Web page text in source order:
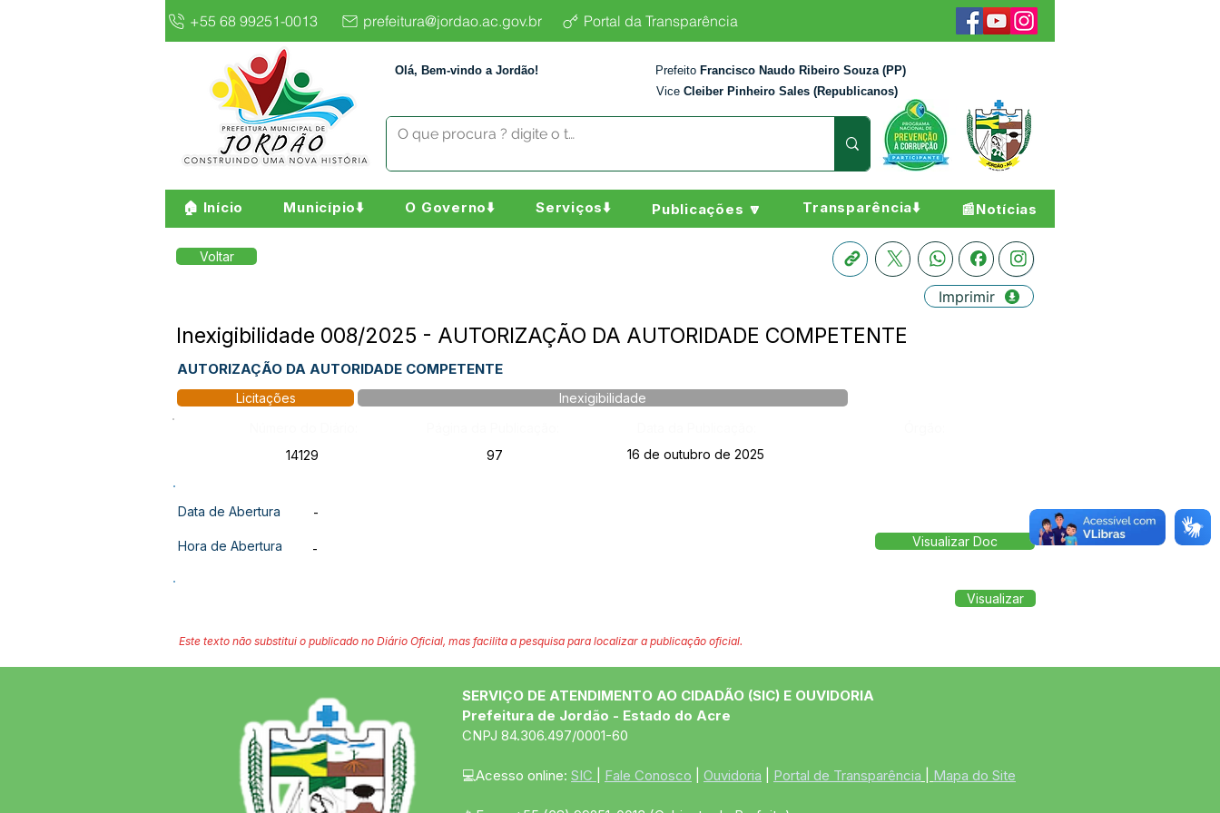
+55 68 99251-0013 prefeitura@jordao.ac.gov.br Portal da Transparência
Olá, Bem-vindo a Jordão! Prefeito Francisco Naudo Ribeiro Souza (PP)
Vice Cleiber Pinheiro Sales (Republicanos)
🏠 Início Município⬇️ O Governo⬇️ Serviços⬇️ Publicações 🔽 Transparência⬇️ 📰Notícias
Voltar
Imprimir
Inexigibilidade 008/2025 - AUTORIZAÇÃO DA AUTORIDADE COMPETENTE
AUTORIZAÇÃO DA AUTORIDADE COMPETENTE
Licitações
Inexigibilidade
14129
97 16 de outubro de 2025
Data de Abertura -
Hora de Abertura - Visualizar Doc
Visualizar
Este texto não substitui o publicado no Diário Oficial, mas facilita a pesquisa para localizar a publicação oficial.
SERVIÇO DE ATENDIMENTO AO CIDADÃO (SIC) E OUVIDORIA
Prefeitura de Jordão - Estado do Acre
CNPJ 84.306.497/0001-60
💻Acesso online: SIC Fale Conosco Ouvidoria Portal de Transparência Mapa do Site